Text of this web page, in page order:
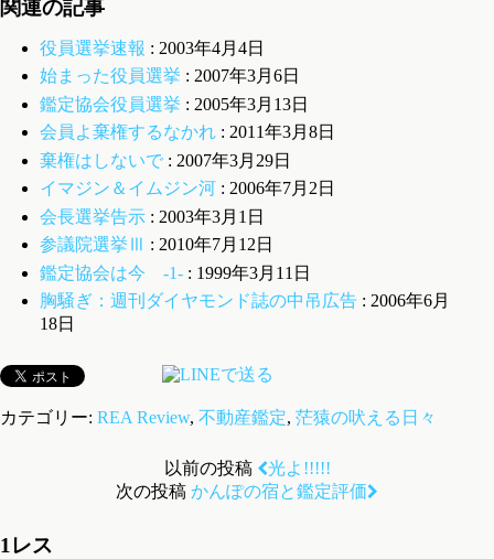
関連の記事
役員選挙速報 : 2003年4月4日
始まった役員選挙 : 2007年3月6日
鑑定協会役員選挙 : 2005年3月13日
会員よ棄権するなかれ: 2011年3月8日
棄権はしないで: 2007年3月29日
イマジン＆イムジン河: 2006年7月2日
会長選挙告示: 2003年3月1日
参議院選挙Ⅲ : 2010年7月12日
鑑定協会は今 -1-: 1999年3月11日
胸騒ぎ：週刊ダイヤモンド誌の中吊広告: 2006年6月
18日
カテゴリー: REA Review, 不動産鑑定, 茫猿の吠える日々
以前の投稿
光よ!!!!!
次の投稿 かんぽの宿と鑑定評価
1レス